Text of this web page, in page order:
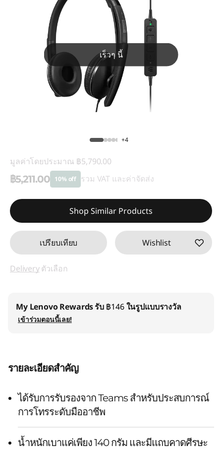
เร็วๆ นี้
+4
มูลค่าโดยประมาณ ฿5,790.00
฿5,211.00 10% off รวม VAT และค่าจัดส่ง
ประหยัดทันที :-฿579.00
Shop Similar Products
เปรียบเทียบ Wishlist
Deliveryตัวเลือก
My Lenovo Rewardsรับ ฿146ในรูปแบบรางวัล
เข้าร่วมตอนนี้เลย!
รายละเอียดสำคัญ
ได้รับการรับรองจาก Teams สำหรับประสบการณ์
การโทรระดับมืออาชีพ
น้ำหนักเบาแค่เพียง 140 กรัม และมีแถบคาดศีรษะ